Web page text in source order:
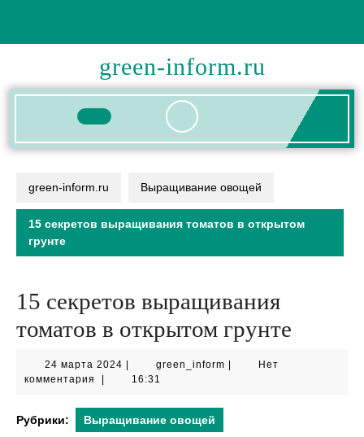
содержимому
green-inform.ru
Кнопка
green-inform.ru Выращивание овощей
15 секретов выращивания томатов в открытом
грунте
15 секретов выращивания
томатов в открытом грунте
24 марта 2024 24
марта
green_informgreen_inform
Нет
комментария
16:31
Рубрики: Выращивание овощей